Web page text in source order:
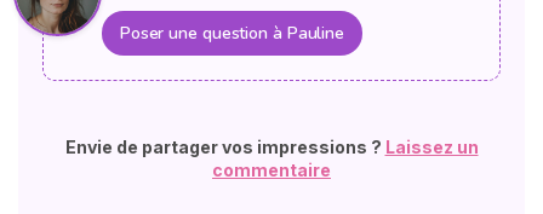
Poser une question à Pauline
Envie de partager vos impressions ? Laissez un
commentaire